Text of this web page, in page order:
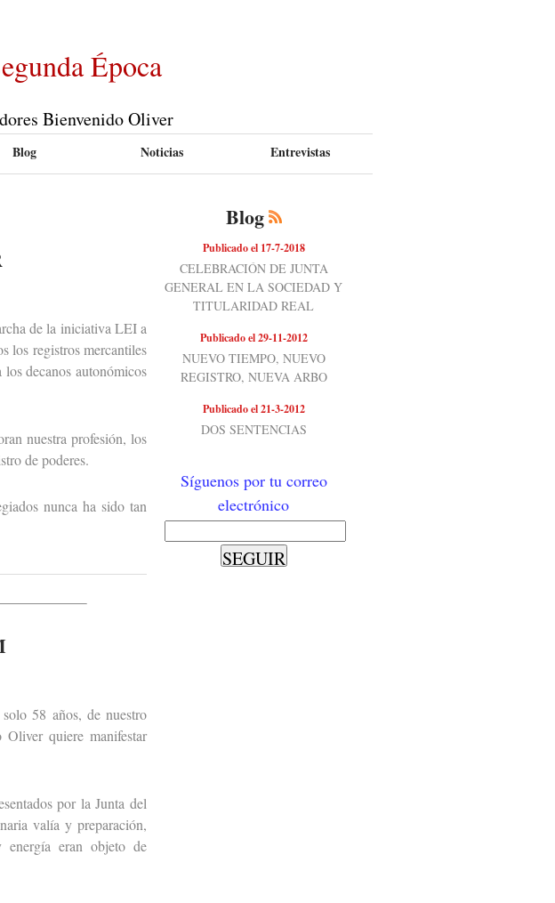
Época
Bienvenido Oliver
Blog Noticias Entrevistas
de la iniciativa LEI a
los registros mercantiles
decanos autonómicos
nuestra profesión, los
de poderes.
nunca ha sido tan
58 años, de nuestro
quiere manifestar
por la Junta del
valía y preparación,
eran objeto de
Blog
Publicado el 17-7-2018
CELEBRACIÓN DE JUNTA
GENERAL EN LA SOCIEDAD Y
TITULARIDAD REAL
Publicado el 29-11-2012
NUEVO TIEMPO, NUEVO
REGISTRO, NUEVA ARBO
Publicado el 21-3-2012
DOS SENTENCIAS
Síguenos por tu correo
electrónico